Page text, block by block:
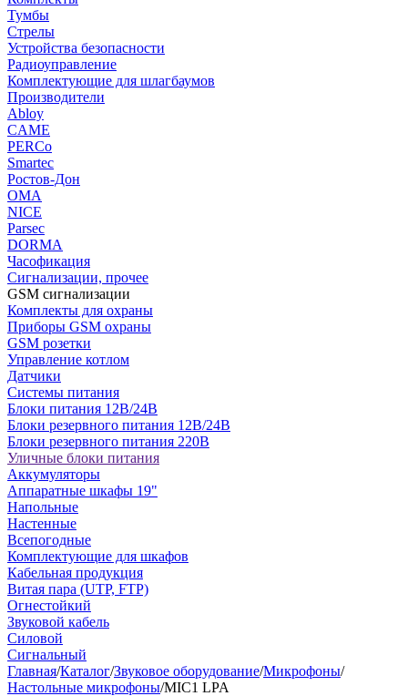
Тумбы
Стрелы
Устройства безопасности
Радиоуправление
Комплектующие для шлагбаумов
Производители
Abloy
CAME
PERCo
Smartec
Ростов-Дон
ОМА
NICE
Parsec
DORMA
Часофикация
Сигнализации, прочее
GSM сигнализации
Комплекты для охраны
Приборы GSM охраны
GSM розетки
Управление котлом
Датчики
Системы питания
Блоки питания 12В/24В
Блоки резервного питания 12В/24В
Блоки резервного питания 220В
Уличные блоки питания
Аккумуляторы
Аппаратные шкафы 19"
Напольные
Настенные
Всепогодные
Комплектующие для шкафов
Кабельная продукция
Витая пара (UTP, FTP)
Огнестойкий
Звуковой кабель
Силовой
Сигнальный
Главная/Каталог/Звуковое оборудование/Микрофоны/
Настольные микрофоны/MIC1 LPA